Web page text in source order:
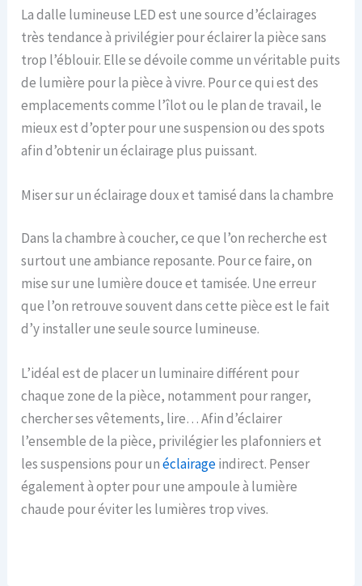
La dalle lumineuse LED est une source d’éclairages
très tendance à privilégier pour éclairer la pièce sans
trop l’éblouir. Elle se dévoile comme un véritable puits
de lumière pour la pièce à vivre. Pour ce qui est des
emplacements comme l’îlot ou le plan de travail, le
mieux est d’opter pour une suspension ou des spots
afin d’obtenir un éclairage plus puissant.
Miser sur un éclairage doux et tamisé dans la chambre
Dans la chambre à coucher, ce que l’on recherche est
surtout une ambiance reposante. Pour ce faire, on
mise sur une lumière douce et tamisée. Une erreur
que l’on retrouve souvent dans cette pièce est le fait
d’y installer une seule source lumineuse.
L’idéal est de placer un luminaire différent pour
chaque zone de la pièce, notamment pour ranger,
chercher ses vêtements, lire… Afin d’éclairer
l’ensemble de la pièce, privilégier les plafonniers et
les suspensions pour unéclairageindirect. Penser
également à opter pour une ampoule à lumière
chaude pour éviter les lumières trop vives.